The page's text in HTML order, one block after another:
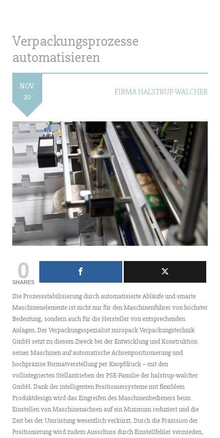
Verpackungsprozesse
automatisieren
NOV.
20
FIRMA HALSTRUP-WALCHER
0
SHARES
Die Prozessstabilisierung durch automatisierte Abläufe und smarte
Maschinenelemente ist nicht nur für den Maschinenführer von höchster
Bedeutung, sondern auch für die Hersteller von entsprechenden
Anlagen. Der Verpackungsspezialist miropack Verpackungstechnik
GmbH setzt zu diesem Zweck bei der Entwicklung und Konstruktion
seiner Maschinen auf automatische Achsenpositionierung und
hochpräzise Formatverstellung per Knopfdruck – mit den
vollintegrierten Stellantrieben der PSE-Familie der halstrup-walcher
GmbH. Dank der intelligenten Positioniersysteme mit flexiblem
Produktdesign wird das Eingreifen des Maschinenbedieners beim
Einstellen von Maschinenachsen auf ein Minimum reduziert und die
Zeit bei der Umrüstung wesentlich verkürzt. Durch die Präzision der
Positionierung wird zudem Ausschuss durch Einstellfehler vermieden,